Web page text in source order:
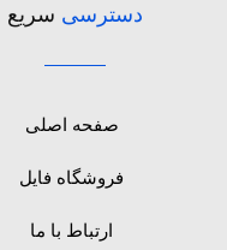
دسترسی سریع
صفحه اصلی
فروشگاه فایل
ارتباط با ما